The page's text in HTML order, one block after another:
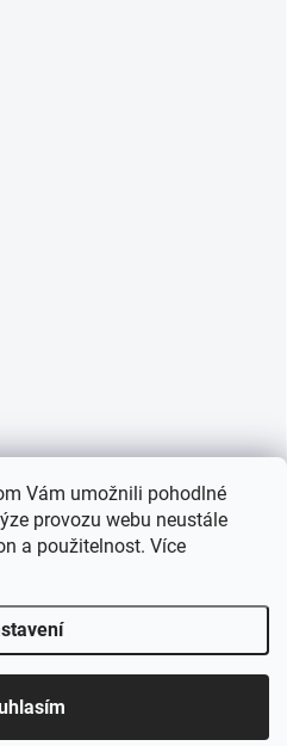
Vám umožnili pohodlné
provozu webu neustále
a použitelnost. Více